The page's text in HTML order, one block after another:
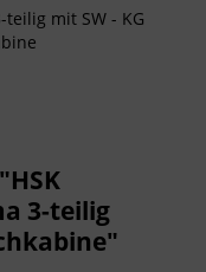
mit SW - KG
3-teilig